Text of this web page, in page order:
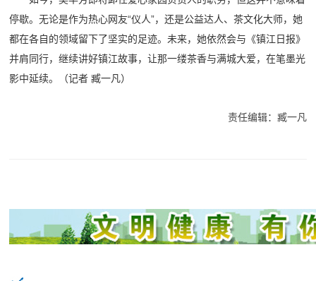
停歇。无论是作为热心网友“仪人”，还是公益达人、茶文化大师，她
都在各自的领域留下了坚实的足迹。未来，她依然会与《镇江日报》
并肩同行，继续讲好镇江故事，让那一缕茶香与满城大爱，在笔墨光
影中延续。（记者 臧一凡）
责任编辑：臧一凡